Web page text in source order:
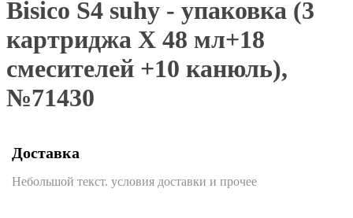
Bisico S4 suhy - упаковка (3
картриджа Х 48 мл+18
смесителей +10 канюль),
№71430
Доставка
Небольшой текст. условия доставки и прочее